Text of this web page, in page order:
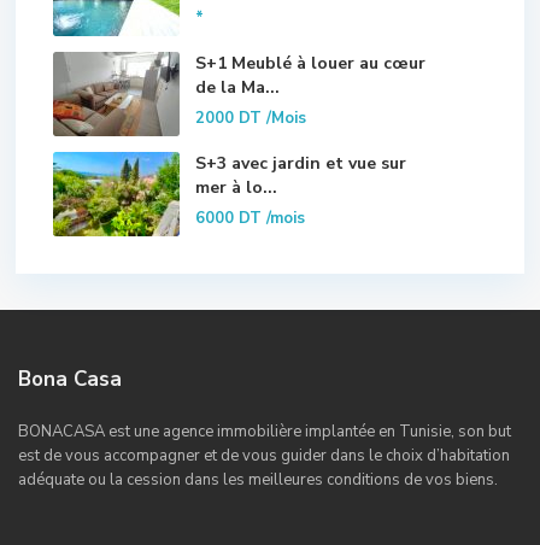
*
S+1 Meublé à louer au cœur
de la Ma...
2000 DT/Mois
S+3 avec jardin et vue sur
mer à lo...
6000 DT/mois
Bona Casa
BONACASA est une agence immobilière implantée en Tunisie, son but
est de vous accompagner et de vous guider dans le choix d’habitation
adéquate ou la cession dans les meilleures conditions de vos biens.